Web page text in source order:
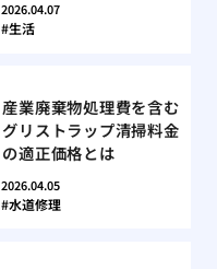
2026.04.07
生活
産業廃棄物処理費を含む
グリストラップ清掃料金
の適正価格とは
2026.04.05
水道修理